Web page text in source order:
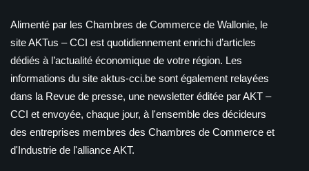
Alimenté par les Chambres de Commerce de Wallonie, le
site AKTus – CCI est quotidiennement enrichi d’articles
dédiés à l’actualité économique de votre région. Les
informations du site aktus-cci.be sont également relayées
dans la Revue de presse, une newsletter éditée par AKT –
CCI et envoyée, chaque jour, à l'ensemble des décideurs
des entreprises membres des Chambres de Commerce et
d'Industrie de l'alliance AKT.